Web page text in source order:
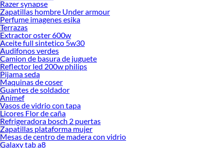
figura de manera natural mientras proporciona ajuste y soportes adecuados.
Cada pieza está elaborada con materiales suaves y transpirables, pensados para
brindar comodidad sin sacrificar el estilo.
Descubre las mejores opciones que tenemos en Falabella Perú para combinar
con tusJeans Mujer,Blusas para mujer
rápidos hasta la puerta de casa ¡Compra ya!
Ropa de mujer
Ropa de mujer
Poleras para mujer
Parkas Mujer
Chompas para mujer
Casacas mujer
Crop Top
Enterizos
Shorts
Razer synapse
Zapatillas hombre Under armour
Perfume imagenes esika
Terrazas
Extractor oster 600w
Aceite full sintetico 5w30
Audifonos verdes
Camion de basura de juguete
Reflector led 200w philips
Pijama seda
Maquinas de coser
Guantes de soldador
Animef
Vasos de vidrio con tapa
Licores Flor de caña
Refrigeradora bosch 2 puertas
Zapatillas plataforma mujer
Mesas de centro de madera con vidrio
Galaxy tab a8